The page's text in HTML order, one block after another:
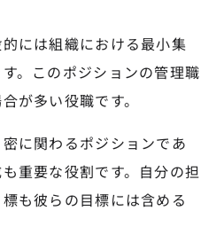
には組織における最小集
。このポジションの管理職
が多い役職です。
に関わるポジションであ
重要な役割です。自分の担
も彼らの目標には含める